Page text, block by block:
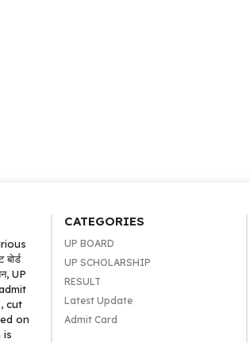
UP
cut
on
is
CATEGORIES
UP BOARD
UP SCHOLARSHIP
RESULT
Latest Update
Admit Card